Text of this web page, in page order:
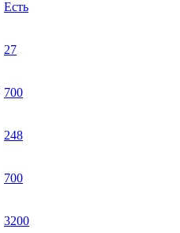
Есть
27
700
248
700
3200